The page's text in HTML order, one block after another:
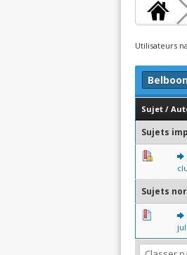
Utilisateurs
Sujet /
Sujets
Sujets